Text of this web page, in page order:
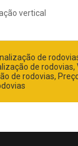
vertical
de
de rodovias,
de rodovias,